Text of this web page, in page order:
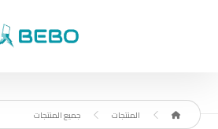
المنتجات جميع المنتجات